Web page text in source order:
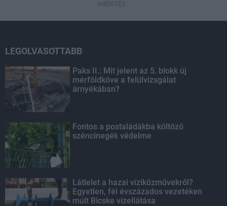
HIRDETÉS
LEGOLVASOTTABB
Paks II.: Mit jelent az 5. blokk új
mérföldköve a felülvizsgálat
árnyékában?
Fontos a postaládákba költöző
széncinegék védelme
Látlelet a hazai víziközművekről?
Egyetlen, fél évszázados vezetéken
múlt Bicske vízellátása